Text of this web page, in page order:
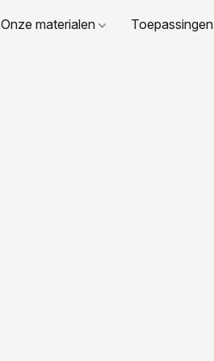
Onze materialen Toepassingen